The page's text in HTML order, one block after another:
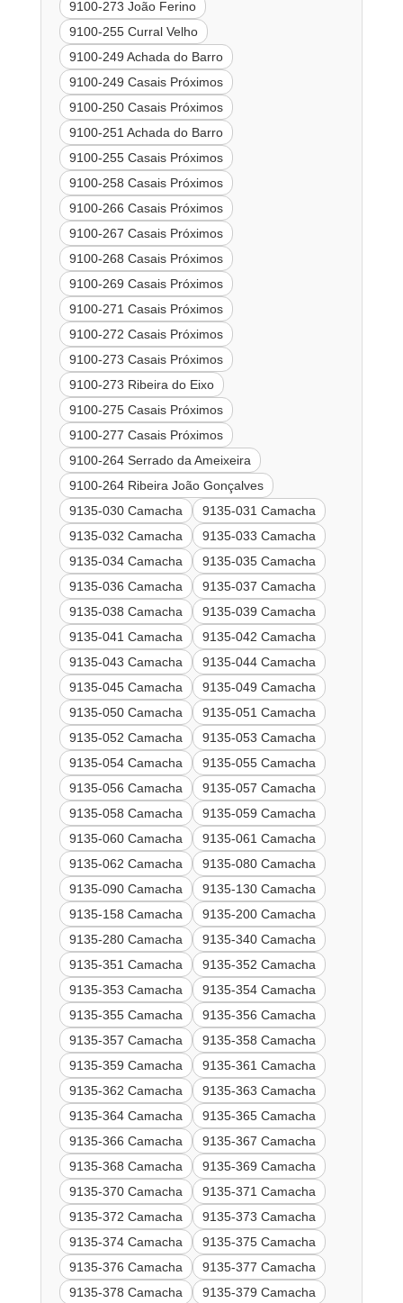
9100-273 João Ferino
9100-255 Curral Velho
9100-249 Achada do Barro
9100-249 Casais Próximos
9100-250 Casais Próximos
9100-251 Achada do Barro
9100-255 Casais Próximos
9100-258 Casais Próximos
9100-266 Casais Próximos
9100-267 Casais Próximos
9100-268 Casais Próximos
9100-269 Casais Próximos
9100-271 Casais Próximos
9100-272 Casais Próximos
9100-273 Casais Próximos
9100-273 Ribeira do Eixo
9100-275 Casais Próximos
9100-277 Casais Próximos
9100-264 Serrado da Ameixeira
9100-264 Ribeira João Gonçalves
9135-030 Camacha
9135-031 Camacha
9135-032 Camacha
9135-033 Camacha
9135-034 Camacha
9135-035 Camacha
9135-036 Camacha
9135-037 Camacha
9135-038 Camacha
9135-039 Camacha
9135-041 Camacha
9135-042 Camacha
9135-043 Camacha
9135-044 Camacha
9135-045 Camacha
9135-049 Camacha
9135-050 Camacha
9135-051 Camacha
9135-052 Camacha
9135-053 Camacha
9135-054 Camacha
9135-055 Camacha
9135-056 Camacha
9135-057 Camacha
9135-058 Camacha
9135-059 Camacha
9135-060 Camacha
9135-061 Camacha
9135-062 Camacha
9135-080 Camacha
9135-090 Camacha
9135-130 Camacha
9135-158 Camacha
9135-200 Camacha
9135-280 Camacha
9135-340 Camacha
9135-351 Camacha
9135-352 Camacha
9135-353 Camacha
9135-354 Camacha
9135-355 Camacha
9135-356 Camacha
9135-357 Camacha
9135-358 Camacha
9135-359 Camacha
9135-361 Camacha
9135-362 Camacha
9135-363 Camacha
9135-364 Camacha
9135-365 Camacha
9135-366 Camacha
9135-367 Camacha
9135-368 Camacha
9135-369 Camacha
9135-370 Camacha
9135-371 Camacha
9135-372 Camacha
9135-373 Camacha
9135-374 Camacha
9135-375 Camacha
9135-376 Camacha
9135-377 Camacha
9135-378 Camacha
9135-379 Camacha